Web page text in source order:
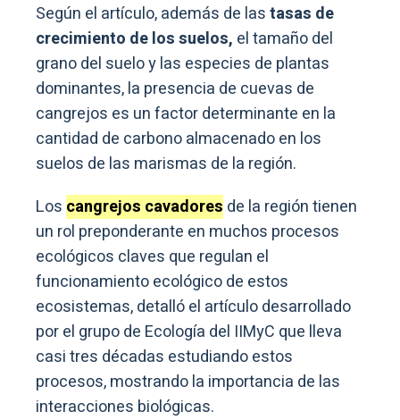
Según el artículo, además de lastasas de
crecimiento de los suelos, el tamaño del
grano del suelo y las especies de plantas
dominantes, la presencia de cuevas de
cangrejos es un factor determinante en la
cantidad de carbono almacenado en los
suelos de las marismas de la región.
Los cangrejos cavadores de la región tienen
un rol preponderante en muchos procesos
ecológicos claves que regulan el
funcionamiento ecológico de estos
ecosistemas, detalló el artículo desarrollado
por el grupo de Ecología del IIMyC que lleva
casi tres décadas estudiando estos
procesos, mostrando la importancia de las
interacciones biológicas.